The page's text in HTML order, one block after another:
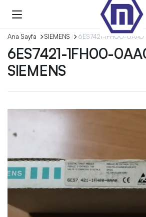
Ana Sayfa SIEMENS 6ES7421-1FH00-0AA0
6ES7421-1FH00-
SIEMENS